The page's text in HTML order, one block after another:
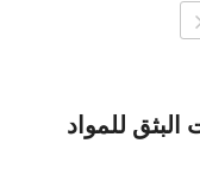
البثق للمواد